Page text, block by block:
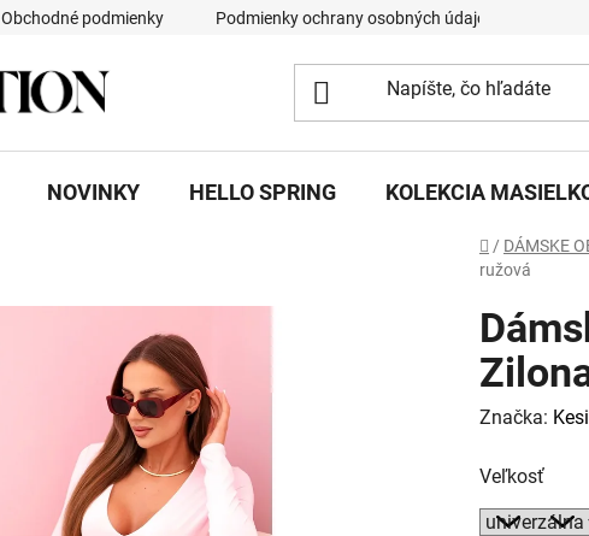
Obchodné podmienky Podmienky ochrany osobných údajov
NOVINKY HELLO SPRING KOLEKCIA
Domov
/ DÁMSKE
ružová
Značka:
Veľkosť